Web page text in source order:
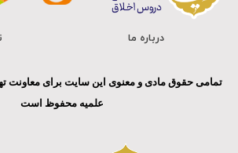
درباره ما
تمامی حقوق مادی و معنوی این سایت برای معاونت
علمیه محفوظ است